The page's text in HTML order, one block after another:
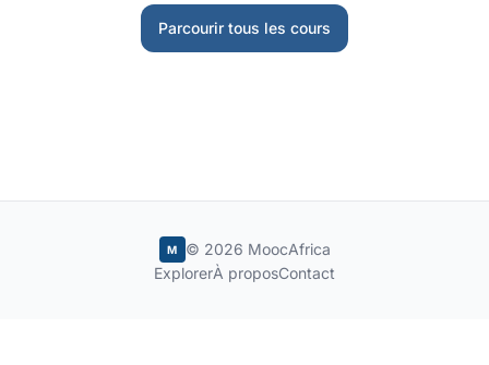
Parcourir tous les cours
M
© 2026 MoocAfrica
ExplorerÀ proposContact